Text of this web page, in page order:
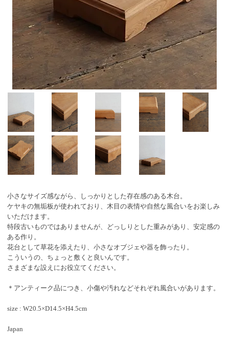
小さなサイズ感ながら、しっかりとした存在感のある木台。
ケヤキの無垢板が使われており、木目の表情や自然な風合いをお楽しみ
いただけます。
特段古いものではありませんが、どっしりとした重みがあり、安定感の
ある作り。
花台として草花を添えたり、小さなオブジェや器を飾ったり。
こういうの、ちょっと敷くと良いんです。
さまざまな設えにお役立てください。
＊アンティーク品につき、小傷や汚れなどそれぞれ風合いがあります。
size : W20.5×D14.5×H4.5cm
Japan